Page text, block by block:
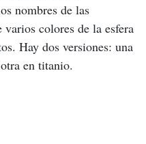
nombres de las
colores de la esfera
Hay dos versiones: una
en titanio.